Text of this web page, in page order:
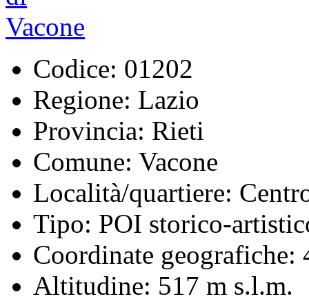
Codice: 01202
Regione: Lazio
Provincia: Rieti
Comune: Vacone
Località/quartiere:
Tipo: POI storico-
Coordinate geografiche:
Altitudine: 517 m s.l.m.